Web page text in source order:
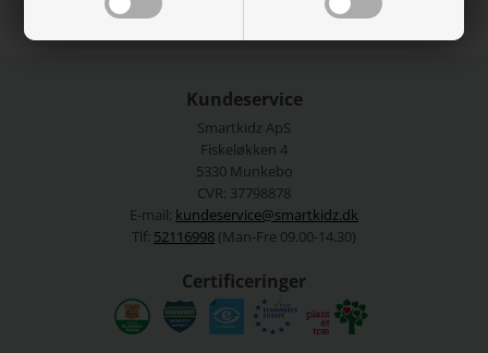
Kundeservice
Smartkidz ApS
Fiskeløkken 4
5330 Munkebo
CVR: 37798878
E-mail: kundeservice@smartkidz.dk
Tlf: 52116998 (Man-Fre 09.00-14.30)
Certificeringer